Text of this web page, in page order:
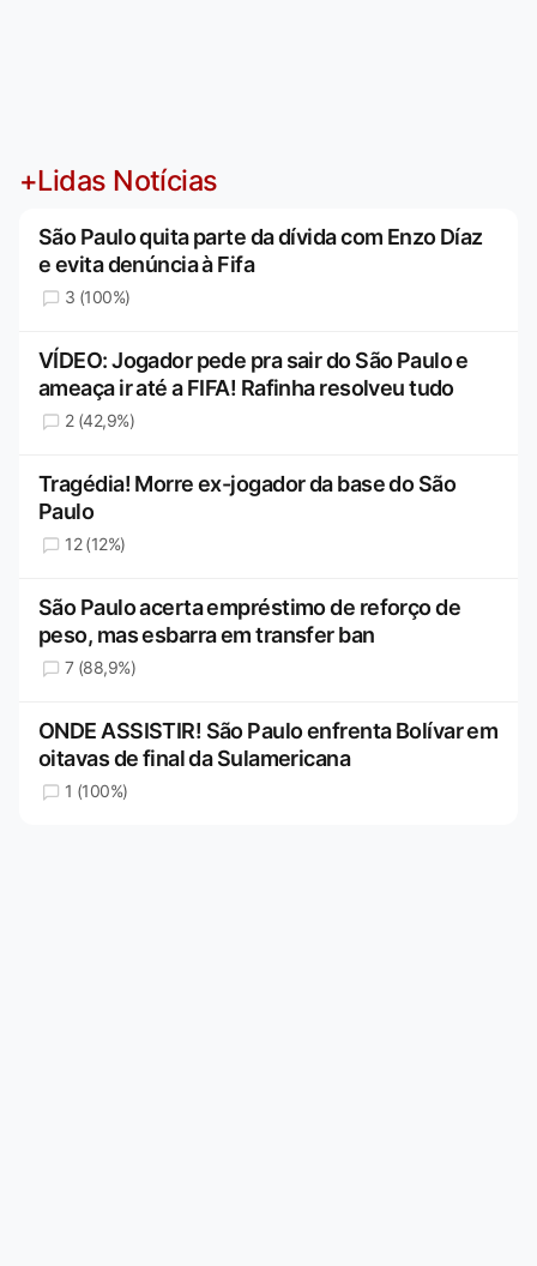
+Lidas Notícias
São Paulo quita parte da dívida com Enzo Díaz
e evita denúncia à Fifa
3 (100%)
VÍDEO: Jogador pede pra sair do São Paulo e
ameaça ir até a FIFA! Rafinha resolveu tudo
2 (42,9%)
Tragédia! Morre ex-jogador da base do São
Paulo
12 (12%)
São Paulo acerta empréstimo de reforço de
peso, mas esbarra em transfer ban
7 (88,9%)
ONDE ASSISTIR! São Paulo enfrenta Bolívar em
oitavas de final da Sulamericana
1 (100%)